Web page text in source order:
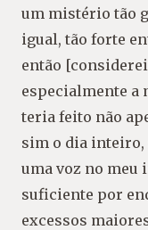
um mistério tão
igual, tão forte
então
especialmente a
teria feito não
sim o dia inteiro,
uma voz no meu
suficiente por
excessos